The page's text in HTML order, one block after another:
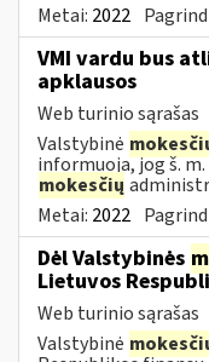
Metai: 2022
VMI vardu bus
apklausos
Web turinio sąrašas
Valstybinė
informuoja, jog š.
mokesčių
Metai: 2022
Dėl Valstybinės
Lietuvos
Web turinio sąrašas
Valstybinė